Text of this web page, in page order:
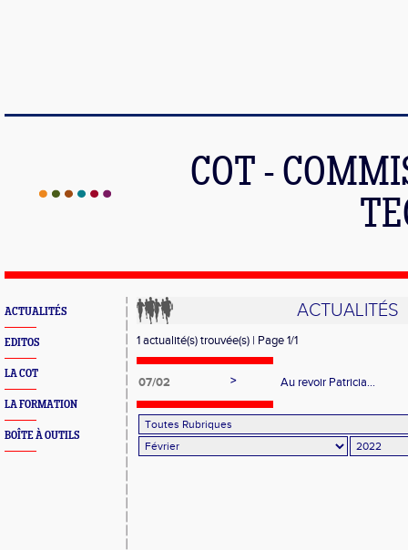
COT -
ACTUALITÉS
EDITOS
LA COT
LA FORMATION
BOÎTE À OUTILS
ACTUALITÉS
1 actualité(s) trouvée(s) | Page 1/1
07/02 > Au revoir Patricia...